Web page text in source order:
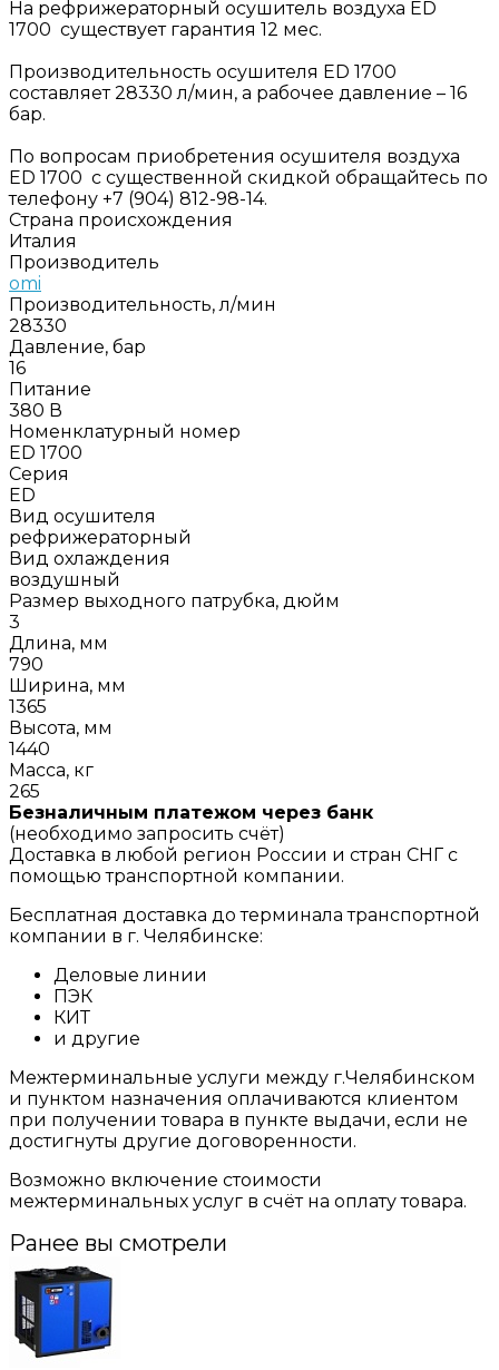
На рефрижераторный осушитель воздуха ED
1700 существует гарантия 12 мес.
Производительность осушителя ED 1700
составляет 28330 л/мин, а рабочее давление – 16
бар.
По вопросам приобретения осушителя воздуха
ED 1700 с существенной скидкой обращайтесь по
телефону +7 (904) 812-98-14.
Страна происхождения
Италия
Производитель
omi
Производительность, л/мин
28330
Давление, бар
16
Питание
380 В
Номенклатурный номер
ED 1700
Серия
ED
Вид осушителя
рефрижераторный
Вид охлаждения
воздушный
Размер выходного патрубка, дюйм
3
Длина, мм
790
Ширина, мм
1365
Высота, мм
1440
Масса, кг
265
Безналичным платежом через банк
(необходимо запросить счёт)
Доставка в любой регион России и стран СНГ с
помощью транспортной компании.
Бесплатная доставка до терминала транспортной
компании в г. Челябинске:
Деловые линии
ПЭК
КИТ
и другие
Межтерминальные услуги между г.Челябинском
и пунктом назначения оплачиваются клиентом
при получении товара в пункте выдачи, если не
достигнуты другие договоренности.
Возможно включение стоимости
межтерминальных услуг в счёт на оплату товара.
Ранее вы смотрели